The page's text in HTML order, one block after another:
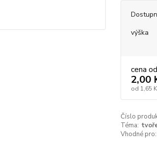
výška
cena od
2,00
od 1,65
Číslo
Téma:
Vhodné pro: